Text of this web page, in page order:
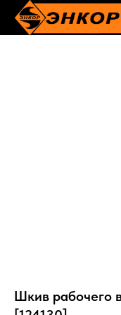
Шкив рабочего